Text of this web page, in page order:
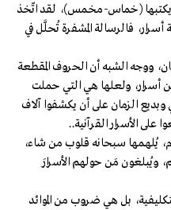
(خماس-مخمس)، لقد اتّخذ
فالرسالة المشفرة تُحلَّل في
ووجه الشبه أن الحروف المقطعة
أسرار، ولعلها هي التي حملت
وبديع الزمان على أن يكشفوا آلاف
على الأسرار القرآنية..
يُلهمها سبحانه قلوب من شاء،
ويُبلغون مَن حولهم الأسرارَ
بل هي ضروب من الموائد